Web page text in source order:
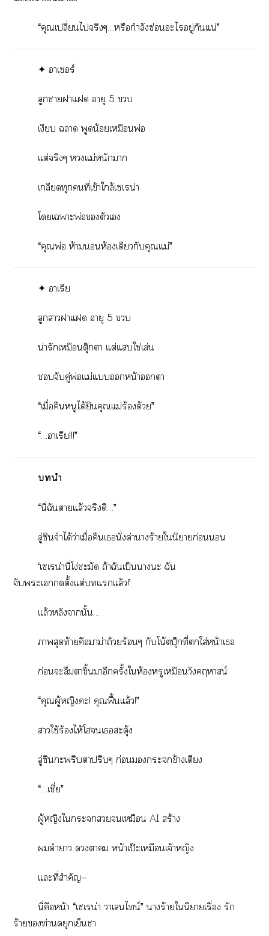
“คุณเปลี่ยนไจริงๆ…หรือกำลังซ่อนะไอยู่กันแน่”
✦ าเร์
ลูกาาแ อายุ 5 
เงียบ า พูดน้อยเหมือนพ่อ
แต่จริงๆ แม่หนักา
เกลียดทุกคนที่เข้าใกล้เเรน่า
โเาะพ่อตัวเ
“คุณพ่อ ห้ามห้องเดียวกับคุณแม่”
✦ าเรีย
ลูกาาแ อายุ 5 
น่ารักเหมือนตุ๊กตา แต่แใช่เล่น
จับคู่พ่อแม่แหน้าา
“เมื่อคืนหนูได้ยินคุณแม่ร้องด้วย”
“…าเรีย!!!”
นำ
“นี่ฉันาแล้วจริงดิ…”
ลู่ซินจำได้ว่าเมื่อคืนเนั่งด่านางร้ายในิยายก่อน
‘เเรน่านี่โง่ชะมัด ถ้าฉันเป็นาะ ฉัน
จับะเตั้งแต่แแล้ว!’
แล้วหลังานั้น…
าสุดท้ายคือมาม่าถ้วยร้อนๆ กับโน้ตบุ๊กที่ใส่หน้าเ
ก่อนะลืมาขึ้นาอีกครั้งให้องหรูเหมือนวังคฤหาสน์
“คุณผู้หญิงะ! คุณฟื้นแล้ว!”
าใช้ร้องไห้โเสะดุ้ง
ลู่ซิะพริบาปริบๆ ก่อนะข้างเตียง
“…เชี่ย”
ผู้หญิงใะเหมือน AI สร้าง
ดำา า หน้าเป๊ะเหมือนเจ้าหญิง
แะที่สำคัญ—
นี่คือหน้า “เเรน่า าเนไน์” าร้ายในิยายเรื่อง รัก
ร้ายท่านดยุกเย็นา